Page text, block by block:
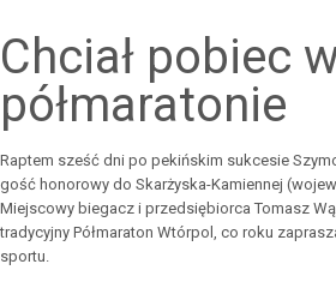
Chciał pobiec
półmaratonie
Raptem sześć dni po pekińskim sukcesie
gość honorowy do Skarżyska-Kamiennej
Miejscowy biegacz i przedsiębiorca Tomasz
tradycyjny Półmaraton Wtórpol, co roku
sportu.